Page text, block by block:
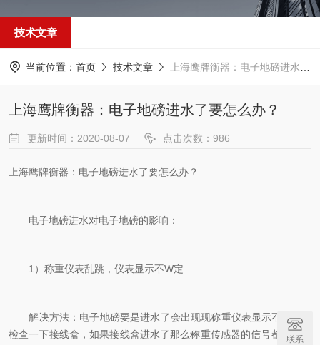
技术文章
当前位置： 首页 技术文章 上海鹰牌衡器：电子地磅进水了要怎么办？
上海鹰牌衡器：电子地磅进水了要怎么办？
更新时间：2020-08-07 点击次数：986
上海鹰牌衡器：电子地磅进水了要怎么办？
电子地磅进水对电子地磅的影响：
1）称重仪表乱跳，仪表显示不W定
解决方法：电子地磅要是进水了会出现现称重仪表显示不W定，
检查一下接线盒，如果接线盒进水了那么称重传感器的信号都是由接
联系